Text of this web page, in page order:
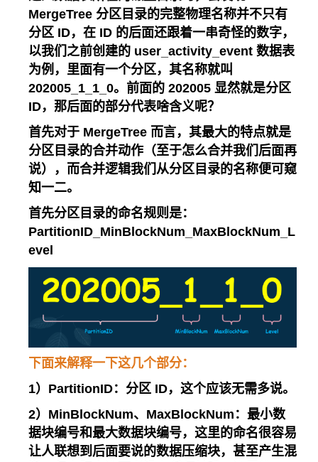
MergeTree 分区目录的完整物理名称并不只有
分区 ID，在 ID 的后面还跟着一串奇怪的数字，
以我们之前创建的 user_activity_event 数据表
为例，里面有一个分区，其名称就叫
202005_1_1_0。前面的 202005 显然就是分区
ID，那后面的部分代表啥含义呢？
首先对于 MergeTree 而言，其最大的特点就是
分区目录的合并动作（至于怎么合并我们后面再
说），而合并逻辑我们从分区目录的名称便可窥
知一二。
首先分区目录的命名规则是：
PartitionID_MinBlockNum_MaxBlockNum_L
evel
下面来解释一下这几个部分：
1）PartitionID：分区 ID，这个应该无需多说。
2）MinBlockNum、MaxBlockNum：最小数
据块编号和最大数据块编号，这里的命名很容易
让人联想到后面要说的数据压缩块，甚至产生混